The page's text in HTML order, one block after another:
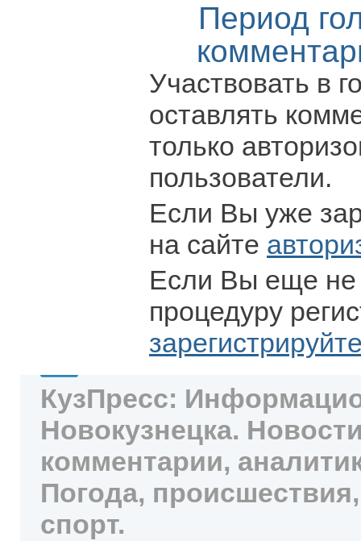
Период
Участвовать в
оставлять
только
пользователи.
Если Вы уже
на сайте
Если Вы еще не
процедуру
КузПресс:
Новокузнецка.
комментарии,
Погода,
спорт.